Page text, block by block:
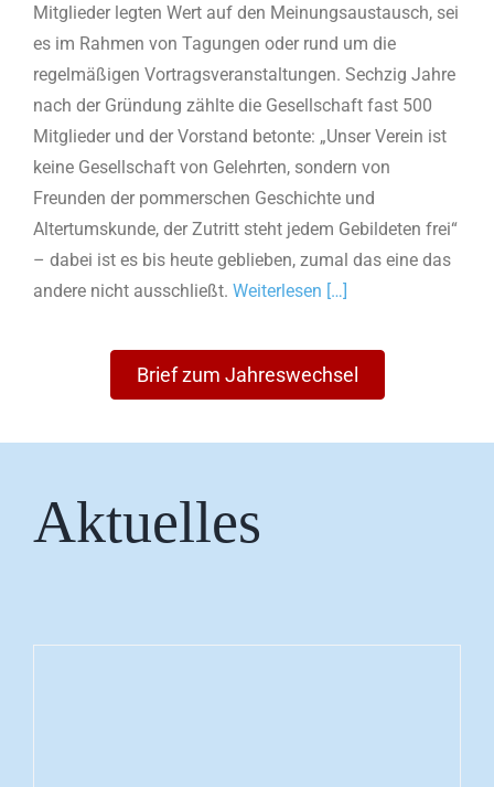
Mitglieder legten Wert auf den Meinungsaustausch, sei
es im Rahmen von Tagungen oder rund um die
regelmäßigen Vortragsveranstaltungen. Sechzig Jahre
nach der Gründung zählte die Gesellschaft fast 500
Mitglieder und der Vorstand betonte: „Unser Verein ist
keine Gesellschaft von Gelehrten, sondern von
Freunden der pommerschen Geschichte und
Altertumskunde, der Zutritt steht jedem Gebildeten frei“
– dabei ist es bis heute geblieben, zumal das eine das
andere nicht ausschließt. Weiterlesen […]
Brief zum Jahreswechsel
Aktuelles